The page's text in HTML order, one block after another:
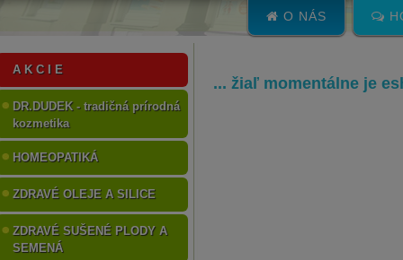
O NÁS
A K C I E
DR.DUDEK - tradičná prírodná
kozmetika
HOMEOPATIKÁ
ZDRAVÉ OLEJE A SILICE
ZDRAVÉ SUŠENÉ PLODY A
SEMENÁ
... žiaľ momentálne je